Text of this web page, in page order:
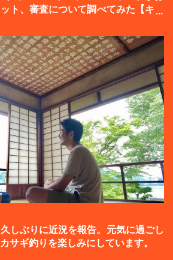
ト、審査について調べてみた【キャ
しぶりに近況を報告。元気に過ごし
サギ釣りを楽しみにしています。